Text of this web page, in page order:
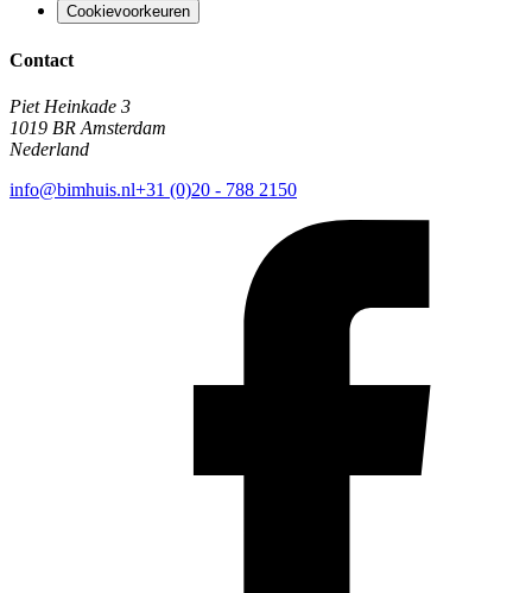
Cookievoorkeuren
Contact
Piet Heinkade 3
1019 BR Amsterdam
Nederland
info@bimhuis.nl+31 (0)20 - 788 2150